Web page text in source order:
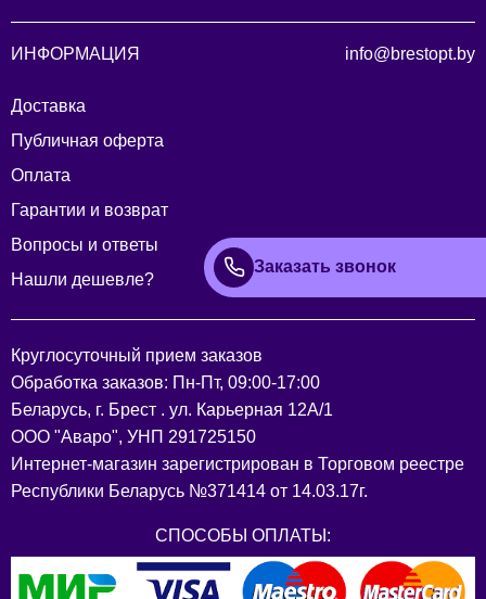
ИНФОРМАЦИЯ
Доставка
Публичная оферта
Оплата
Гарантии и возврат
Вопросы и ответы
Нашли дешевле?
info@brestopt.by
Заказать звонок
Круглосуточный прием заказов
Обработка заказов: Пн-Пт, 09:00-17:00
Беларусь, г. Брест . ул. Карьерная 12А/1
ООО "Аваро", УНП 291725150
Интернет-магазин зарегистрирован в Торговом реестре
Республики Беларусь №371414 от 14.03.17г.
СПОСОБЫ ОПЛАТЫ: